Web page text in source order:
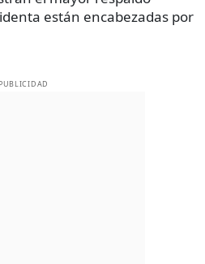
están encabezadas por
PUBLICIDAD